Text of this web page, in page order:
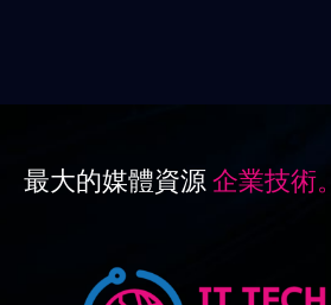
最大的媒體資源 企業技術。